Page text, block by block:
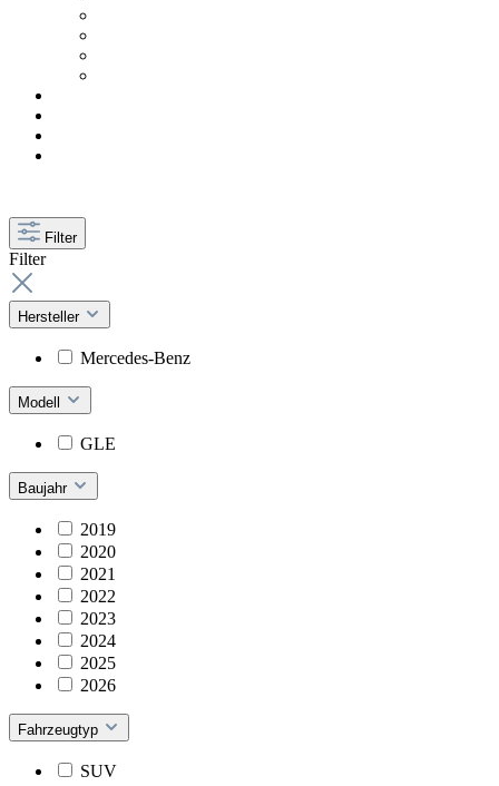
Filter
Filter
Hersteller
Mercedes-Benz
Modell
GLE
Baujahr
2019
2020
2021
2022
2023
2024
2025
2026
Fahrzeugtyp
SUV